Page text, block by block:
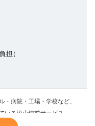
担）
病院・工場・学校など、
る松山錠前サービス。